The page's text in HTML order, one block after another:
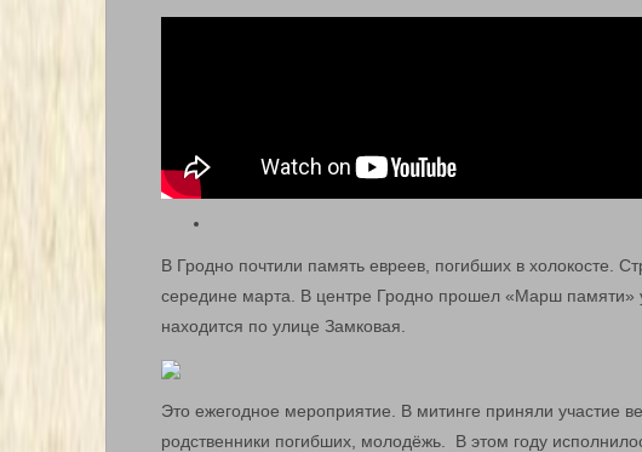
В Гродно почтили память евреев, погибших в холокосте.
середине марта. В центре Гродно прошел «Марш памяти»
находится по улице Замковая.
Это ежегодное мероприятие. В митинге приняли участие
родственники погибших, молодёжь. В этом году